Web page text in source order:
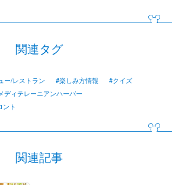
関連タグ
ー/レストラン #楽しみ方情報
#クイズ
ディテレーニアンハーバー
ント
関連記事